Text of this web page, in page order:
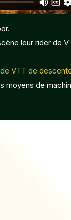
leur rider de
VTT de
moyens de